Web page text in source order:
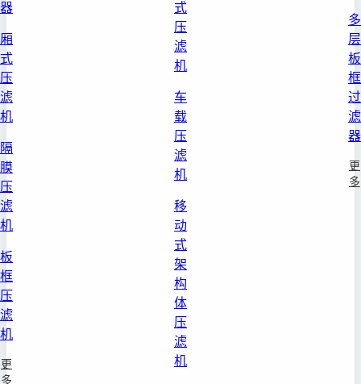
器
厢
式
压
滤
机
隔
膜
压
滤
机
板
框
压
滤
机
更
多
式
压
滤
机
车
载
压
滤
机
移
动
式
架
构
体
压
滤
机
多
层
板
框
过
滤
器
更
多